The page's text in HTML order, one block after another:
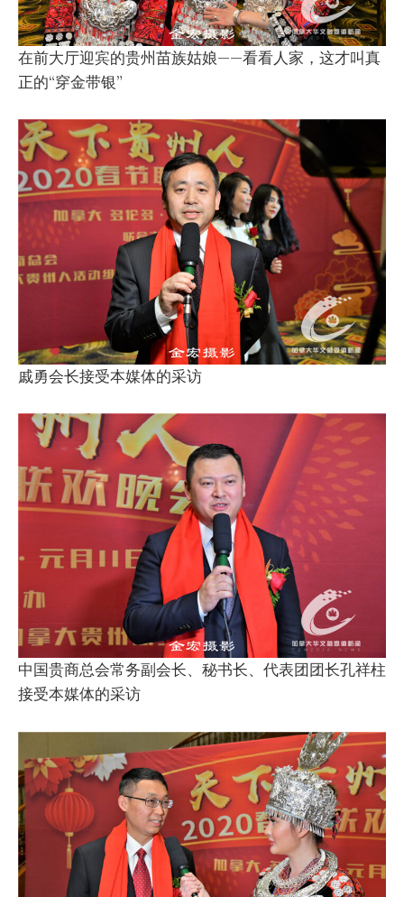
在前大厅迎宾的贵州苗族姑娘——看看人家，这才叫真
正的“穿金带银”
戚勇会长接受本媒体的采访
中国贵商总会常务副会长、秘书长、代表团团长孔祥柱
接受本媒体的采访